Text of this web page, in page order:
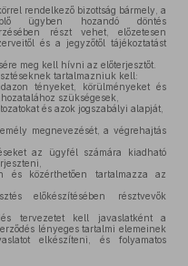
rendelkező bizottság bármely, a
ügyben hozandó döntés
részt vehet, előzetesen
és a jegyzőtől tájékoztatást
meg kell hívni az előterjesztőt.
tartalmazniuk kell:
tényeket, körülményeket és
szükségesek,
és azok jogszabályi alapját,
megnevezését, a végrehajtás
az ügyfél számára kiadható
és közérthetően tartalmazza az
előkészítésében résztvevők
tervezetet kell javaslatként a
lényeges tartalmi elemeinek
elkészíteni, és folyamatos